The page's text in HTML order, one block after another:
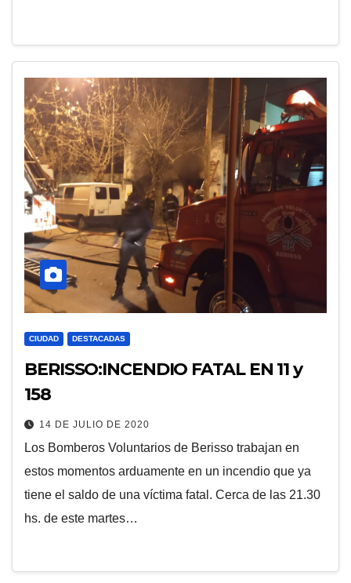
CIUDAD DESTACADAS
BERISSO:INCENDIO FATAL EN 11 y
158
14 DE JULIO DE 2020
Los Bomberos Voluntarios de Berisso trabajan en
estos momentos arduamente en un incendio que ya
tiene el saldo de una víctima fatal. Cerca de las 21.30
hs. de este martes…